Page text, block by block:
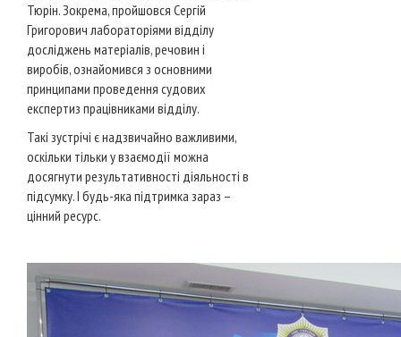
Тюрін. Зокрема, пройшовся Сергій
Григорович лабораторіями відділу
досліджень матеріалів, речовин і
виробів, ознайомився з основними
принципами проведення судових
експертиз працівниками відділу.
Такі зустрічі є надзвичайно важливими,
оскільки тільки у взаємодії можна
досягнути результативності діяльності в
підсумку. І будь-яка підтримка зараз –
цінний ресурс.